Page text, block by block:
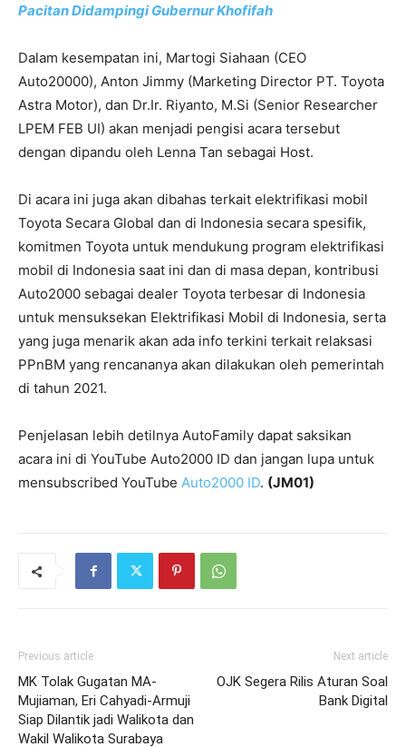
Pacitan Didampingi Gubernur Khofifah
Dalam kesempatan ini, Martogi Siahaan (CEO
Auto20000), Anton Jimmy (Marketing Director PT. Toyota
Astra Motor), dan Dr.Ir. Riyanto, M.Si (Senior Researcher
LPEM FEB UI) akan menjadi pengisi acara tersebut
dengan dipandu oleh Lenna Tan sebagai Host.
Di acara ini juga akan dibahas terkait elektrifikasi mobil
Toyota Secara Global dan di Indonesia secara spesifik,
komitmen Toyota untuk mendukung program elektrifikasi
mobil di Indonesia saat ini dan di masa depan, kontribusi
Auto2000 sebagai dealer Toyota terbesar di Indonesia
untuk mensuksekan Elektrifikasi Mobil di Indonesia, serta
yang juga menarik akan ada info terkini terkait relaksasi
PPnBM yang rencananya akan dilakukan oleh pemerintah
di tahun 2021.
Penjelasan lebih detilnya AutoFamily dapat saksikan
acara ini di YouTube Auto2000 ID dan jangan lupa untuk
mensubscribed YouTube Auto2000 ID. (JM01)
Previous article
MK Tolak Gugatan MA-
Mujiaman, Eri Cahyadi-Armuji
Siap Dilantik jadi Walikota dan
Wakil Walikota Surabaya
Next article
OJK Segera Rilis Aturan Soal
Bank Digital